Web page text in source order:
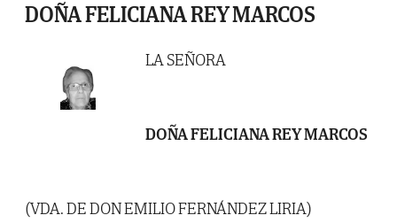
DOÑA FELICIANA REY MARCOS
LA SEÑORA
DOÑA FELICIANA REY MARCOS
(VDA. DE DON EMILIO FERNÁNDEZ LIRIA)